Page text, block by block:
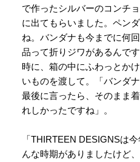
で作ったシルバーのコンチ
に出てもらいました。ペン
ね。バンダナも今までに何
品って折りジワがあるんで
時に、箱の中にふわっとか
いものを渡して。「バンダ
最後に言ったら、そのまま
れしかったですね」。
「THIRTEEN DESIGNSは
んな時期がありましたけど